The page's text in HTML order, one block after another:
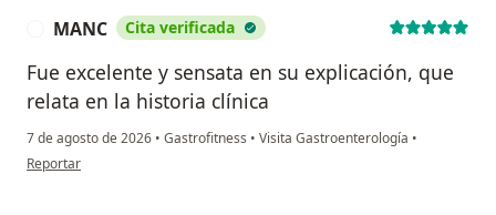
MANC Cita verificada
Fue excelente y sensata en su explicación, que
relata en la historia clínica
7 de agosto de 2026 • Gastrofitness • Visita Gastroenterología •
en opinión del usuario MANC
Reportar